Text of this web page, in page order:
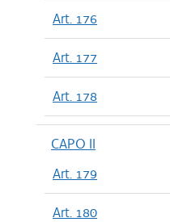
Art. 176
Art. 177
Art. 178
CAPO II
Art. 179
Art. 180